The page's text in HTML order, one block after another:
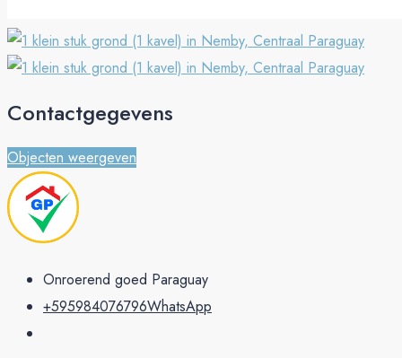
Contactgegevens
Objecten weergeven
Onroerend goed Paraguay
+595984076796WhatsApp